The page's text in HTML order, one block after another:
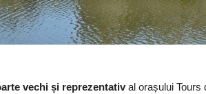
vechi și reprezentatival orașului Tours